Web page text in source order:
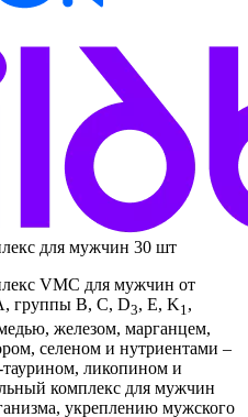
для мужчин 30 шт
VMC для мужчин от
группы В, С, D3, E, K1 ,
железом, марганцем,
селеном и нутриентами –
ликопином и
комплекс для мужчин
укреплению мужского